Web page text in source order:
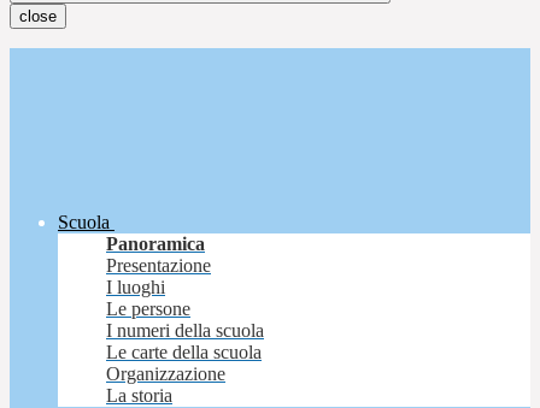
close
Scuola
Panoramica
Presentazione
I luoghi
Le persone
I numeri della scuola
Le carte della scuola
Organizzazione
La storia